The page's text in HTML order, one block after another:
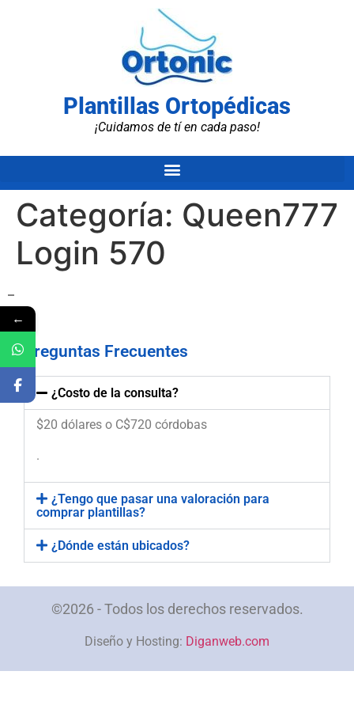
Plantillas Ortopédicas
¡Cuidamos de tí en cada paso!
Categoría: Queen777
Login 570
–
Preguntas Frecuentes
¿Costo de la consulta?
$20 dólares o C$720 córdobas
.
¿Tengo que pasar una valoración para
comprar plantillas?
¿Dónde están ubicados?
©2026 - Todos los derechos reservados.
Diseño y Hosting: Diganweb.com
←